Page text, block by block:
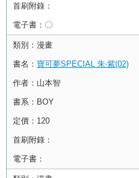
首刷附錄：
電子書： 〇
類別： 漫畫
書名： 寶可夢SPECIAL 朱‧紫(02)
作者： 山本智
書系： BOY
定價： 120
首刷附錄：
電子書：